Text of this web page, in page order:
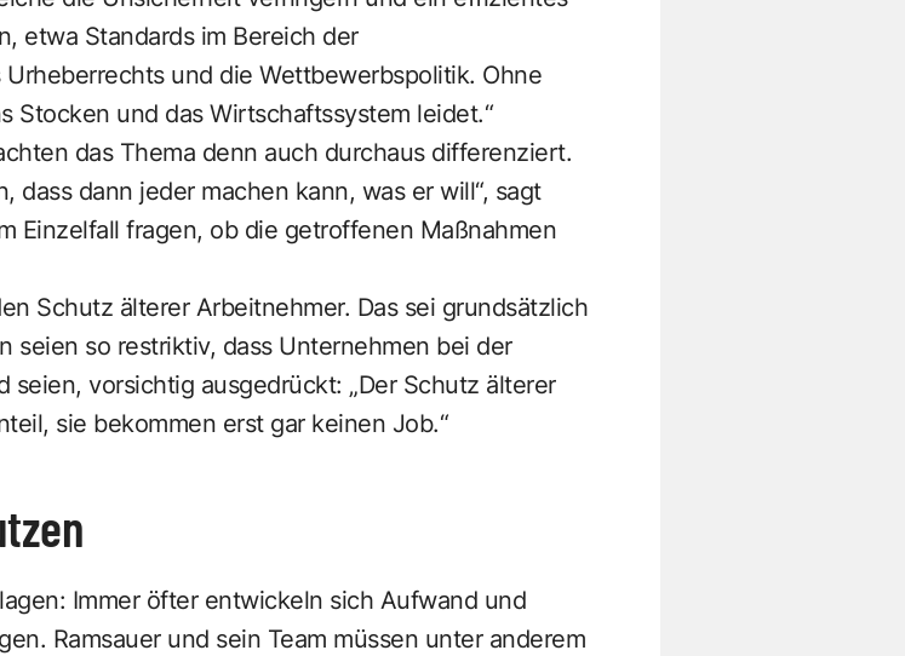
etwa Standards im Bereich der
und die Wettbewerbspolitik. Ohne
Stocken und das Wirtschaftssystem leidet.“
das Thema denn auch durchaus differenziert.
dass dann jeder machen kann, was er will“, sagt
Einzelfall fragen, ob die getroffenen Maßnahmen
Schutz älterer Arbeitnehmer. Das sei grundsätzlich
seien so restriktiv, dass Unternehmen bei der
vorsichtig ausgedrückt: „Der Schutz älterer
sie bekommen erst gar keinen Job.“
Immer öfter entwickeln sich Aufwand und
Ramsauer und sein Team müssen unter anderem